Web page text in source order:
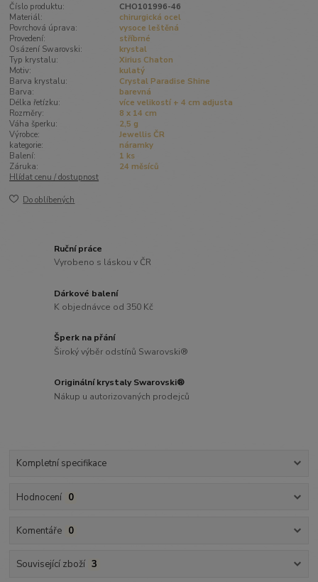
Číslo produktu:
CHO101996-46
Materiál:
chirurgická ocel
Povrchová úprava:
vysoce leštěná
Provedení:
stříbrné
Osázení Swarovski:
krystal
Typ krystalu:
Xirius Chaton
Motiv:
kulatý
Barva krystalu:
Crystal Paradise Shine
Barva:
barevná
Délka řetízku:
více velikostí + 4 cm adjusta
Rozměry:
8 x 14 cm
Váha šperku:
2,5 g
Výrobce:
Jewellis ČR
kategorie:
náramky
Balení:
1 ks
Záruka:
24 měsíců
Hlídat cenu / dostupnost
Do oblíbených
Ruční práce
Vyrobeno s láskou v ČR
Dárkové balení
K objednávce od 350 Kč
Šperk na přání
Široký výběr odstínů Swarovski®
Originální krystaly Swarovski®
Nákup u autorizovaných prodejců
Kompletní specifikace
Hodnocení 0
Komentáře 0
Související zboží 3